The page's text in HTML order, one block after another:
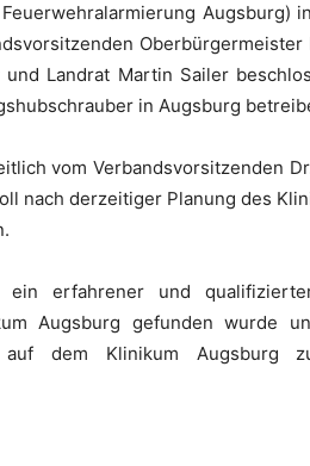
Augsburg)
Oberbürgermeister
Landrat Martin Sailer
in Augsburg
vom Verbandsvorsitzenden
nach derzeitiger Planung des
erfahrener und
Augsburg gefunden wurde
auf dem Klinikum Augsburg